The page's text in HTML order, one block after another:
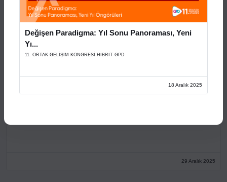
29 Aralık 2025
Değişen Paradigma: Yıl Sonu Panoraması, Yeni
Yı...
11. ORTAK GELİŞİM KONGRESİ HİBRİT-GPD
18 Aralık 2025